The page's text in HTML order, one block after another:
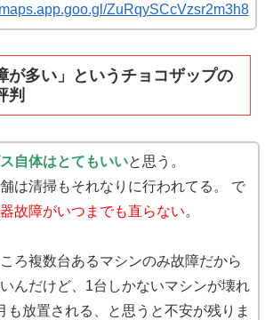
ZuRqySCcVzsr2m3h8
が多い」というチョコザップの
判
自体はとてもいいと思う。
は清掃もそれなりに行われてる。 で
故障がいつまでも直らない。
ろ複数台あるマシンのみ故障だから
んだけど、1台しかないマシンが壊れ
も放置される、と思うと不安が残りま